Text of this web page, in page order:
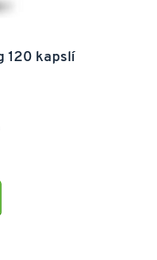
120 kapslí